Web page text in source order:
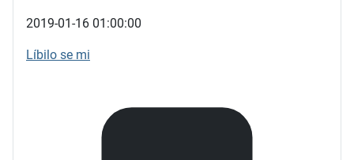
2019-01-16 01:00:00
Líbilo se mi